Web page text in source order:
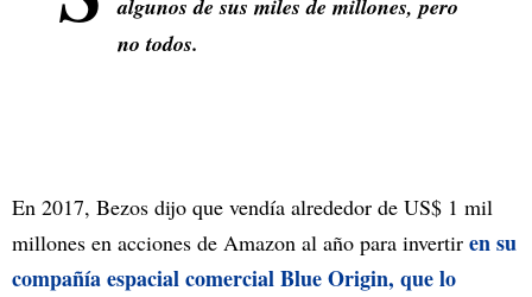
algunos de sus miles de millones, pero
no todos.
En 2017, Bezos dijo que vendía alrededor de US$ 1 mil
millones en acciones de Amazon al año para invertir en su
compañía espacial comercial Blue Origin, que lo